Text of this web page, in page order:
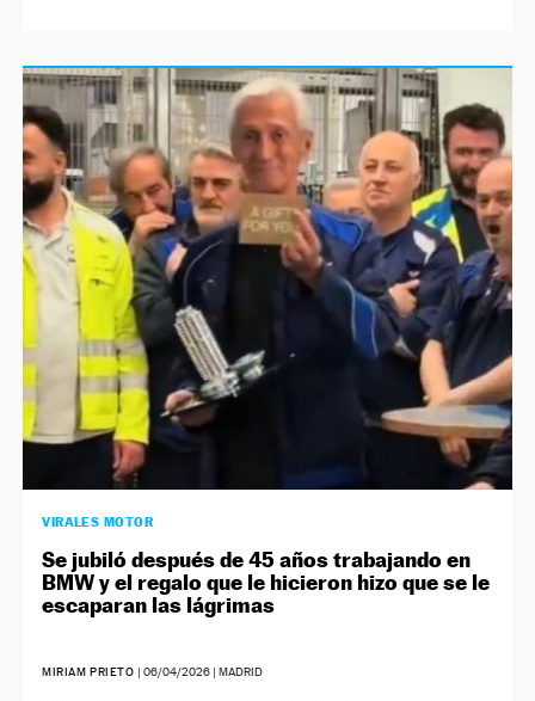
VIRALES MOTOR
Se jubiló después de 45 años trabajando en
BMW y el regalo que le hicieron hizo que se le
escaparan las lágrimas
MIRIAM PRIETO | 06/04/2026| MADRID